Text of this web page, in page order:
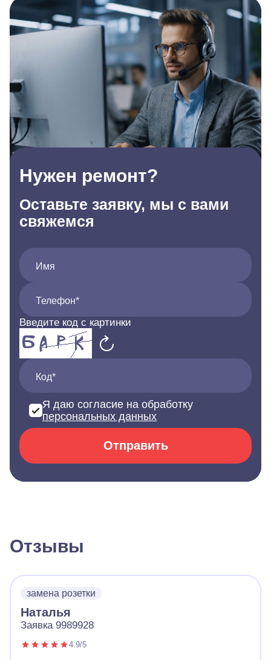
Нужен ремонт?
Оставьте заявку, мы с вами
свяжемся
Имя
Телефон*
Введите код с картинки
Код*
Я даю согласие на обработку
персональных данных
Отправить
Отзывы
замена розетки
Наталья
Заявка 9989928
4.9/5